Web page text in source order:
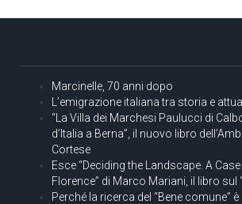
Marcinelle, 70 anni dopo
L’emigrazione italiana tra storia e
“La Villa dei Marchesi Paulucci di
d’Italia a Berna”, il nuovo libro
Cortese
Esce “Deciding the Landscape. A
Florence” di Marco Mariani, il libro sul
Perché la ricerca del “Bene comune”